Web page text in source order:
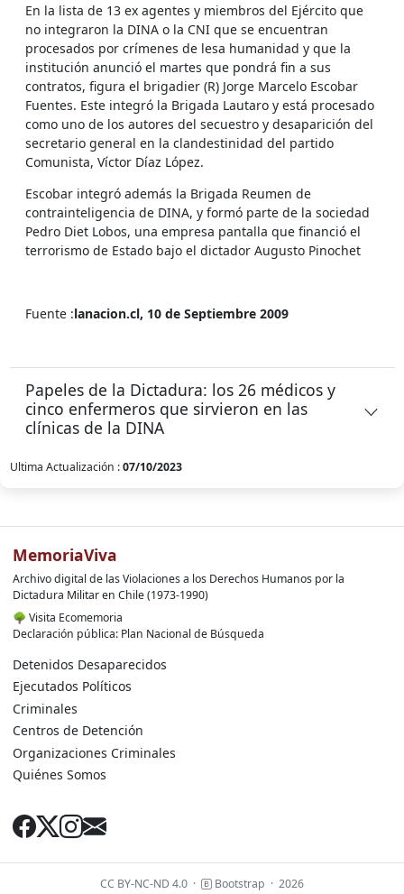
En la lista de 13 ex agentes y miembros del Ejército que
no integraron la DINA o la CNI que se encuentran
procesados por crímenes de lesa humanidad y que la
institución anunció el martes que pondrá fin a sus
contratos, figura el brigadier (R) Jorge Marcelo Escobar
Fuentes. Este integró la Brigada Lautaro y está procesado
como uno de los autores del secuestro y desaparición del
secretario general en la clandestinidad del partido
Comunista, Víctor Díaz López.
Escobar integró además la Brigada Reumen de
contrainteligencia de DINA, y formó parte de la sociedad
Pedro Diet Lobos, una empresa pantalla que financió el
terrorismo de Estado bajo el dictador Augusto Pinochet
Fuente :lanacion.cl, 10 de Septiembre 2009
Papeles de la Dictadura: los 26 médicos y
cinco enfermeros que sirvieron en las
clínicas de la DINA
Ultima Actualización :07/10/2023
MemoriaViva
Archivo digital de las Violaciones a los Derechos Humanos por la
Dictadura Militar en Chile (1973-1990)
🌳 Visita Ecomemoria
Declaración pública: Plan Nacional de Búsqueda
Detenidos Desaparecidos
Ejecutados Políticos
Criminales
Centros de Detención
Organizaciones Criminales
Quiénes Somos
CC BY-NC-ND 4.0 · Bootstrap · 2026